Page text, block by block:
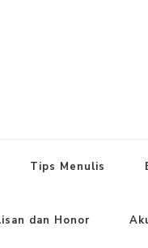
Tips Menulis
dan Honor